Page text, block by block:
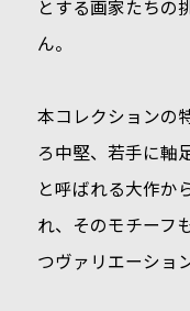
とする画家たちの
ん。
本コレクションの
ろ中堅、若手に軸
と呼ばれる大作か
れ、そのモチーフ
つヴァリエーショ